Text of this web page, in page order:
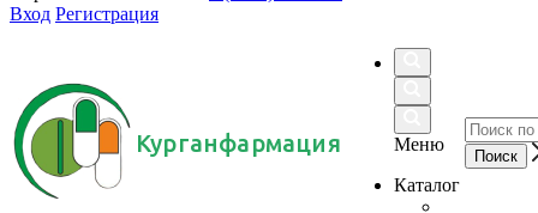
Вход Регистрация
Курганфармация
Меню
Каталог